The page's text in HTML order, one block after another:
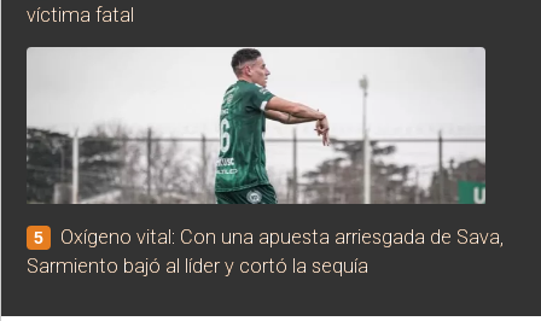
víctima fatal
5
Oxígeno vital: Con una apuesta arriesgada de Sava,
Sarmiento bajó al líder y cortó la sequía